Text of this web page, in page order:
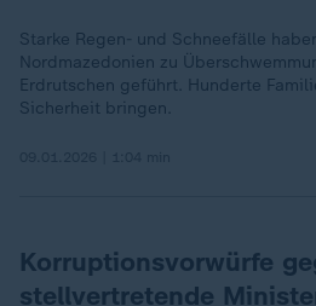
Starke Regen- und Schneefälle
Nordmazedonien zu
Erdrutschen geführt. Hunderte
Sicherheit bringen.
Korruptionsvorwürfe
stellvertretende